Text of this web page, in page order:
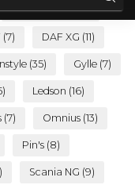
Breedtelamp(8)
(7) DAF XG (11)
(35) Gylle (7)
Ledson (16)
(7) Omnius (13)
Pin's (8)
Scania NG (9)